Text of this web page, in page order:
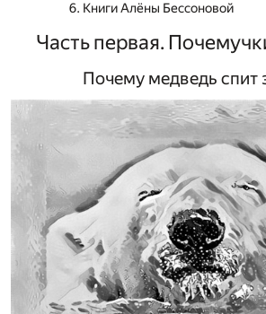
Книги Алёны Бессоновой
Часть первая.
Почему медведь спит